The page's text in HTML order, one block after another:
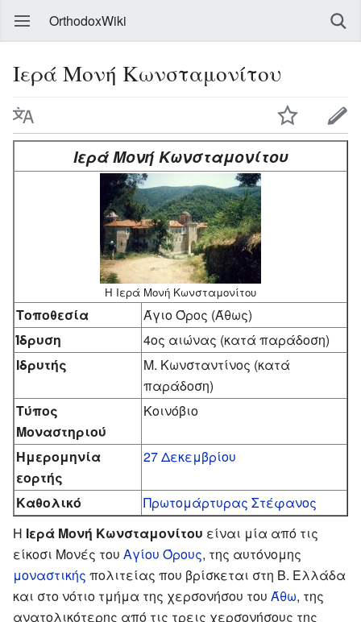
OrthodoxWiki
Ιερά Μονή Κωνσταμονίτου
Ιερά Μονή Κωνσταμονίτου
Η Ιερά Μονή Κωνσταμονίτου
Τοποθεσία
Άγιο Όρος (Άθως)
Ίδρυση
4ος αιώνας (κατά παράδοση)
Ιδρυτής
Μ. Κωνσταντίνος (κατά
παράδοση)
Τύπος
Μοναστηριού
Κοινόβιο
Ημερομηνία
εορτής
27 Δεκεμβρίου
Καθολικό
Πρωτομάρτυρας Στέφανος
Η Ιερά Μονή Κωνσταμονίτου είναι μία από τις
είκοσι Μονές του Αγίου Όρους, της αυτόνομης
μοναστικής πολιτείας που βρίσκεται στη Β. Ελλάδα
και στο νότιο τμήμα της χερσονήσου του Άθω, της
ανατολικότερης από τις τρεις χερσονήσους της